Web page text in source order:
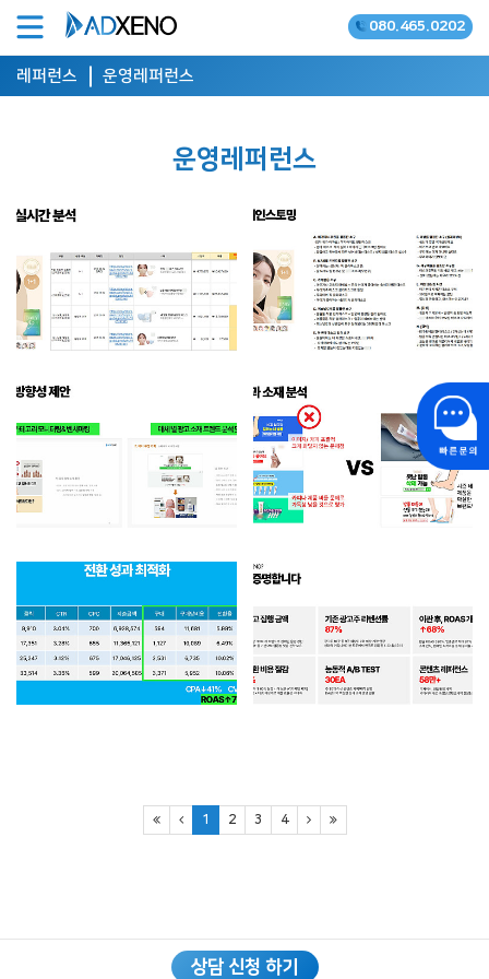
온라인광고 공식대행사 080.465.0202
레퍼런스 운영레퍼런스
운영레퍼런스
1 2 3 4
상담 신청 하기